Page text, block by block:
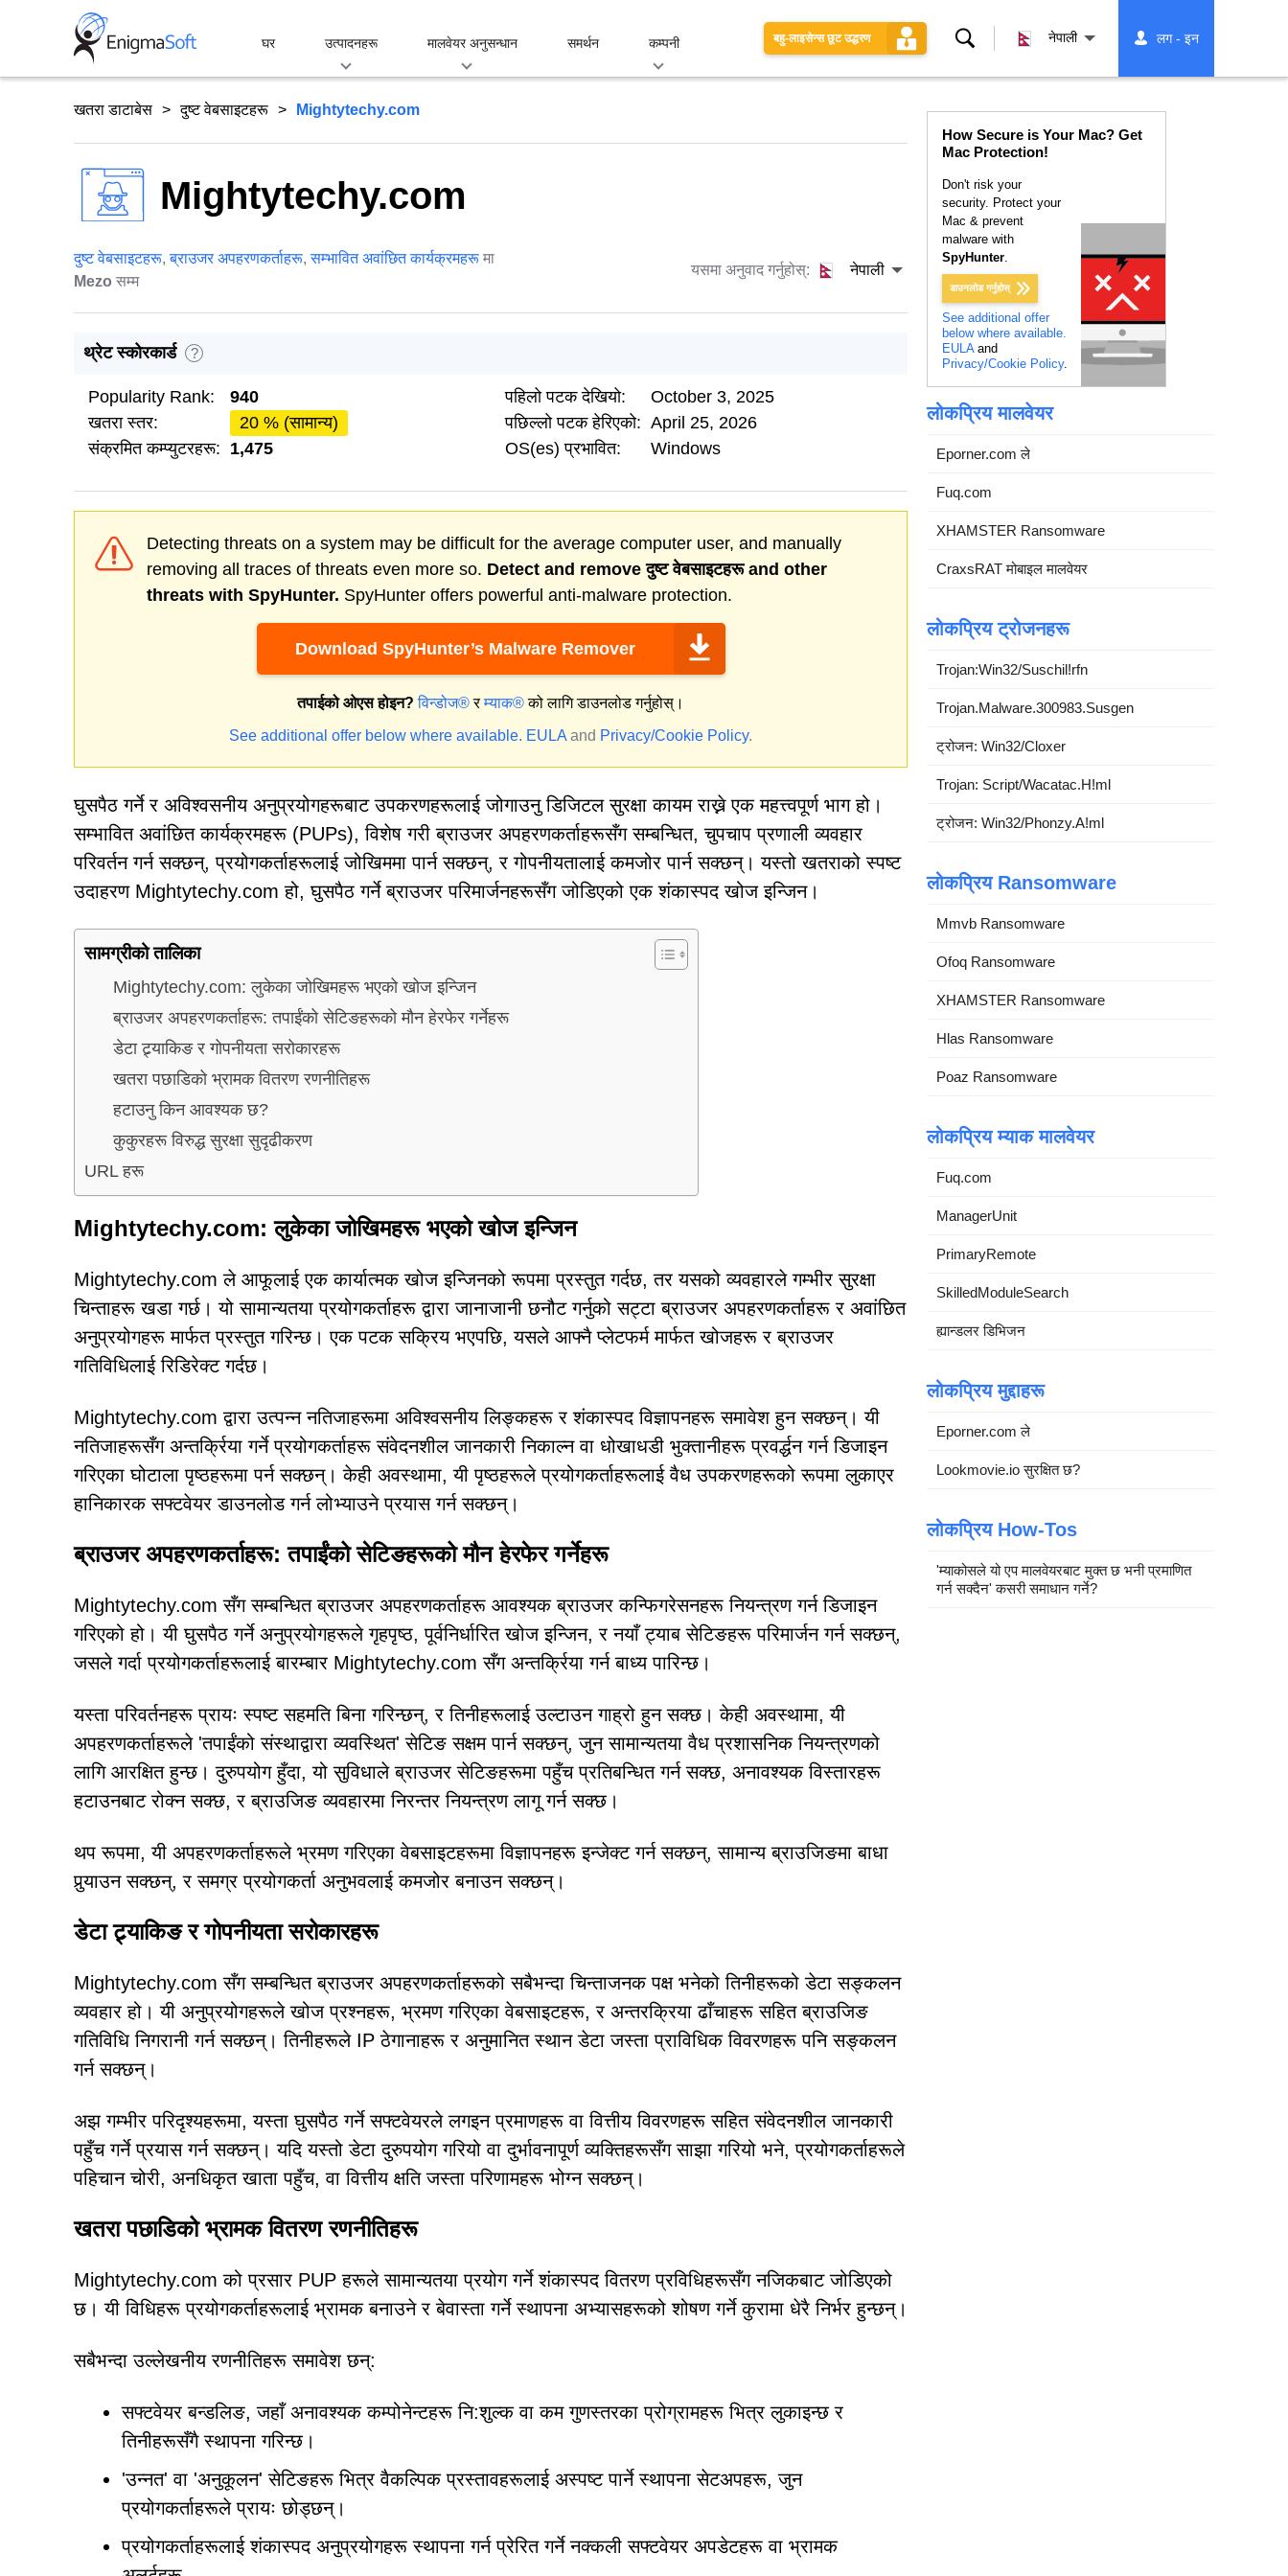
घर उत्पादनहरू मालवेयर अनुसन्धान समर्थन कम्पनी बहु-लाइसेन्स छूट उद्धरण खोज्नुहोस् नेपाली लग - इन
खतरा डाटाबेस दुष्ट वेबसाइटहरू Mightytechy.com
Mightytechy.com
दुष्ट वेबसाइटहरू,ब्राउजर अपहरणकर्ताहरू,सम्भावित अवांछित कार्यक्रमहरू मा
Mezo सम्म
यसमा अनुवाद गर्नुहोस्: नेपाली
थ्रेट स्कोरकार्ड ?
Popularity Rank:
940
खतरा स्तर:
20 % (सामान्य)
संक्रमित कम्प्युटरहरू: 1,475
पहिलो पटक देखियो:
October 3, 2025
पछिल्लो पटक हेरिएको: April 25, 2026
OS(es) प्रभावित:
Windows
Detecting threats on a system may be difficult for the average computer user, and manually
removing all traces of threats even more so. Detect and removeदुष्ट वेबसाइटहरूand other
threats with SpyHunter. SpyHunter offers powerful anti-malware protection.
Download SpyHunter’s Malware Remover
तपाईको ओएस होइन? विन्डोज®रम्याक®को लागि डाउनलोड गर्नुहोस्।
See additional offer below where available. EULA and Privacy/Cookie Policy.
घुसपैठ गर्ने र अविश्वसनीय अनुप्रयोगहरूबाट उपकरणहरूलाई जोगाउनु डिजिटल सुरक्षा कायम राख्ने एक महत्त्वपूर्ण भाग हो।
सम्भावित अवांछित कार्यक्रमहरू (PUPs), विशेष गरी ब्राउजर अपहरणकर्ताहरूसँग सम्बन्धित, चुपचाप प्रणाली व्यवहार
परिवर्तन गर्न सक्छन्, प्रयोगकर्ताहरूलाई जोखिममा पार्न सक्छन्, र गोपनीयतालाई कमजोर पार्न सक्छन्। यस्तो खतराको स्पष्ट
उदाहरण Mightytechy.com हो, घुसपैठ गर्ने ब्राउजर परिमार्जनहरूसँग जोडिएको एक शंकास्पद खोज इन्जिन।
सामग्रीको तालिका
Mightytechy.com: लुकेका जोखिमहरू भएको खोज इन्जिन
ब्राउजर अपहरणकर्ताहरू: तपाईंको सेटिङहरूको मौन हेरफेर गर्नेहरू
डेटा ट्र्याकिङ र गोपनीयता सरोकारहरू
खतरा पछाडिको भ्रामक वितरण रणनीतिहरू
हटाउनु किन आवश्यक छ?
कुकुरहरू विरुद्ध सुरक्षा सुदृढीकरण
URL हरू
Mightytechy.com: लुकेका जोखिमहरू भएको खोज इन्जिन
Mightytechy.com ले आफूलाई एक कार्यात्मक खोज इन्जिनको रूपमा प्रस्तुत गर्दछ, तर यसको व्यवहारले गम्भीर सुरक्षा
चिन्ताहरू खडा गर्छ। यो सामान्यतया प्रयोगकर्ताहरू द्वारा जानाजानी छनौट गर्नुको सट्टा ब्राउजर अपहरणकर्ताहरू र अवांछित
अनुप्रयोगहरू मार्फत प्रस्तुत गरिन्छ। एक पटक सक्रिय भएपछि, यसले आफ्नै प्लेटफर्म मार्फत खोजहरू र ब्राउजर
गतिविधिलाई रिडिरेक्ट गर्दछ।
Mightytechy.com द्वारा उत्पन्न नतिजाहरूमा अविश्वसनीय लिङ्कहरू र शंकास्पद विज्ञापनहरू समावेश हुन सक्छन्। यी
नतिजाहरूसँग अन्तर्क्रिया गर्ने प्रयोगकर्ताहरू संवेदनशील जानकारी निकाल्न वा धोखाधडी भुक्तानीहरू प्रवर्द्धन गर्न डिजाइन
गरिएका घोटाला पृष्ठहरूमा पर्न सक्छन्। केही अवस्थामा, यी पृष्ठहरूले प्रयोगकर्ताहरूलाई वैध उपकरणहरूको रूपमा लुकाएर
हानिकारक सफ्टवेयर डाउनलोड गर्न लोभ्याउने प्रयास गर्न सक्छन्।
ब्राउजर अपहरणकर्ताहरू: तपाईंको सेटिङहरूको मौन हेरफेर गर्नेहरू
Mightytechy.com सँग सम्बन्धित ब्राउजर अपहरणकर्ताहरू आवश्यक ब्राउजर कन्फिगरेसनहरू नियन्त्रण गर्न डिजाइन
गरिएको हो। यी घुसपैठ गर्ने अनुप्रयोगहरूले गृहपृष्ठ, पूर्वनिर्धारित खोज इन्जिन, र नयाँ ट्याब सेटिङहरू परिमार्जन गर्न सक्छन्,
जसले गर्दा प्रयोगकर्ताहरूलाई बारम्बार Mightytechy.com सँग अन्तर्क्रिया गर्न बाध्य पारिन्छ।
यस्ता परिवर्तनहरू प्रायः स्पष्ट सहमति बिना गरिन्छन्, र तिनीहरूलाई उल्टाउन गाह्रो हुन सक्छ। केही अवस्थामा, यी
अपहरणकर्ताहरूले 'तपाईंको संस्थाद्वारा व्यवस्थित' सेटिङ सक्षम पार्न सक्छन्, जुन सामान्यतया वैध प्रशासनिक नियन्त्रणको
लागि आरक्षित हुन्छ। दुरुपयोग हुँदा, यो सुविधाले ब्राउजर सेटिङहरूमा पहुँच प्रतिबन्धित गर्न सक्छ, अनावश्यक विस्तारहरू
हटाउनबाट रोक्न सक्छ, र ब्राउजिङ व्यवहारमा निरन्तर नियन्त्रण लागू गर्न सक्छ।
थप रूपमा, यी अपहरणकर्ताहरूले भ्रमण गरिएका वेबसाइटहरूमा विज्ञापनहरू इन्जेक्ट गर्न सक्छन्, सामान्य ब्राउजिङमा बाधा
पुर्‍याउन सक्छन्, र समग्र प्रयोगकर्ता अनुभवलाई कमजोर बनाउन सक्छन्।
डेटा ट्र्याकिङ र गोपनीयता सरोकारहरू
Mightytechy.com सँग सम्बन्धित ब्राउजर अपहरणकर्ताहरूको सबैभन्दा चिन्ताजनक पक्ष भनेको तिनीहरूको डेटा सङ्कलन
व्यवहार हो। यी अनुप्रयोगहरूले खोज प्रश्नहरू, भ्रमण गरिएका वेबसाइटहरू, र अन्तरक्रिया ढाँचाहरू सहित ब्राउजिङ
गतिविधि निगरानी गर्न सक्छन्। तिनीहरूले IP ठेगानाहरू र अनुमानित स्थान डेटा जस्ता प्राविधिक विवरणहरू पनि सङ्कलन
गर्न सक्छन्।
अझ गम्भीर परिदृश्यहरूमा, यस्ता घुसपैठ गर्ने सफ्टवेयरले लगइन प्रमाणहरू वा वित्तीय विवरणहरू सहित संवेदनशील जानकारी
पहुँच गर्ने प्रयास गर्न सक्छन्। यदि यस्तो डेटा दुरुपयोग गरियो वा दुर्भावनापूर्ण व्यक्तिहरूसँग साझा गरियो भने, प्रयोगकर्ताहरूले
पहिचान चोरी, अनधिकृत खाता पहुँच, वा वित्तीय क्षति जस्ता परिणामहरू भोग्न सक्छन्।
खतरा पछाडिको भ्रामक वितरण रणनीतिहरू
Mightytechy.com को प्रसार PUP हरूले सामान्यतया प्रयोग गर्ने शंकास्पद वितरण प्रविधिहरूसँग नजिकबाट जोडिएको
छ। यी विधिहरू प्रयोगकर्ताहरूलाई भ्रामक बनाउने र बेवास्ता गर्ने स्थापना अभ्यासहरूको शोषण गर्ने कुरामा धेरै निर्भर हुन्छन्।
सबैभन्दा उल्लेखनीय रणनीतिहरू समावेश छन्:
सफ्टवेयर बन्डलिङ, जहाँ अनावश्यक कम्पोनेन्टहरू नि:शुल्क वा कम गुणस्तरका प्रोग्रामहरू भित्र लुकाइन्छ र
तिनीहरूसँगै स्थापना गरिन्छ।
'उन्नत' वा 'अनुकूलन' सेटिङहरू भित्र वैकल्पिक प्रस्तावहरूलाई अस्पष्ट पार्ने स्थापना सेटअपहरू, जुन
प्रयोगकर्ताहरूले प्रायः छोड्छन्।
प्रयोगकर्ताहरूलाई शंकास्पद अनुप्रयोगहरू स्थापना गर्न प्रेरित गर्ने नक्कली सफ्टवेयर अपडेटहरू वा भ्रामक
How Secure is Your Mac? Get
Mac Protection!
Don't risk your
security. Protect your
Mac & prevent
malware with
SpyHunter.
डाउनलोड गर्नुहोस्
See additional offer
below where available.
EULAand
Privacy/Cookie Policy.
लोकप्रिय मालवेयर
Eporner.com ले
Fuq.com
XHAMSTER Ransomware
CraxsRAT मोबाइल मालवेयर
लोकप्रिय ट्रोजनहरू
Trojan:Win32/Suschil!rfn
Trojan.Malware.300983.Susgen
ट्रोजन: Win32/Cloxer
Trojan: Script/Wacatac.H!ml
ट्रोजन: Win32/Phonzy.A!ml
लोकप्रिय Ransomware
Mmvb Ransomware
Ofoq Ransomware
XHAMSTER Ransomware
Hlas Ransomware
Poaz Ransomware
लोकप्रिय म्याक मालवेयर
Fuq.com
ManagerUnit
PrimaryRemote
SkilledModuleSearch
ह्यान्डलर डिभिजन
लोकप्रिय मुद्दाहरू
Eporner.com ले
Lookmovie.io सुरक्षित छ?
लोकप्रिय How-Tos
'म्याकोसले यो एप मालवेयरबाट मुक्त छ भनी प्रमाणित
गर्न सक्दैन' कसरी समाधान गर्ने?